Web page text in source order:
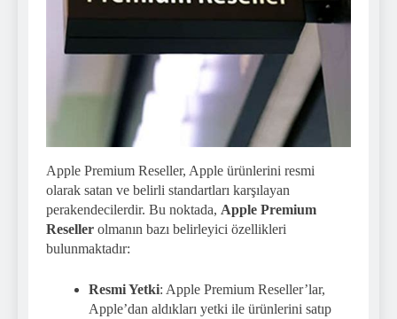
Apple Premium Reseller, Apple ürünlerini resmi
olarak satan ve belirli standartları karşılayan
perakendecilerdir. Bu noktada, Apple Premium
Reseller olmanın bazı belirleyici özellikleri
bulunmaktadır:
Resmi Yetki: Apple Premium Reseller’lar,
Apple’dan aldıkları yetki ile ürünlerini satıp